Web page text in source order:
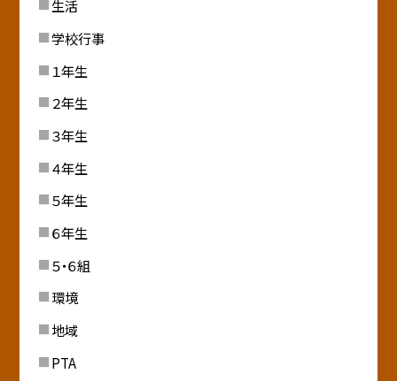
生活
学校行事
１年生
２年生
３年生
４年生
５年生
６年生
５・６組
環境
地域
PTA